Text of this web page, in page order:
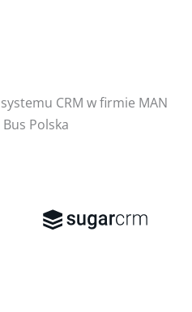
CRM w firmie MAN
Polska